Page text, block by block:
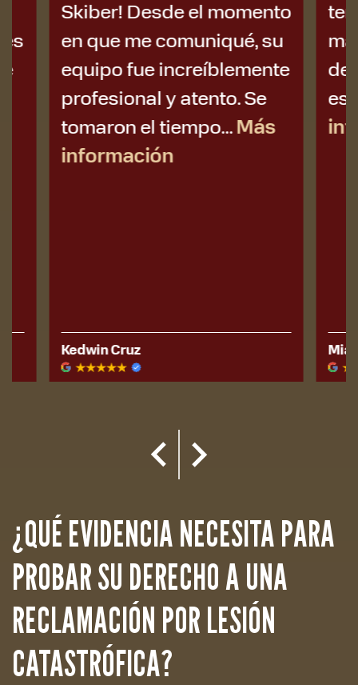
Skiber! Desde el momento
en que me comuniqué, su
equipo fue increíblemente
profesional y atento. Se
tomaron el tiempo...Más
información
Kedwin Cruz
tenía
estrés,
Mia
¿QUÉ EVIDENCIA NECESITA PARA
PROBAR SU DERECHO A UNA
RECLAMACIÓN POR LESIÓN
CATASTRÓFICA?